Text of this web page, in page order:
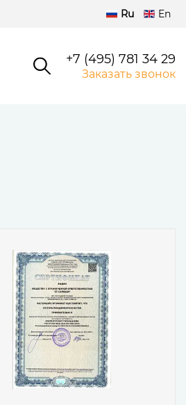
Ru En
+7 (495) 781 34 29
Заказать звонок